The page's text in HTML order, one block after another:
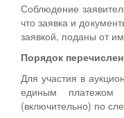
Соблюдение
что заявка и
заявкой, поданы от
Порядок
Для участия в
единым платежом
(включительно) по